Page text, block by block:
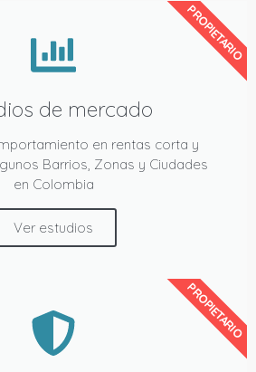
de mercado
en rentas corta y
Barrios, Zonas y Ciudades
en Colombia
Ver estudios
PROPIETARIO
PROPIETARIO